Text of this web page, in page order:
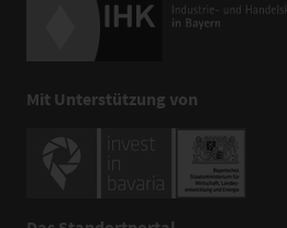
Mit Unterstützung von